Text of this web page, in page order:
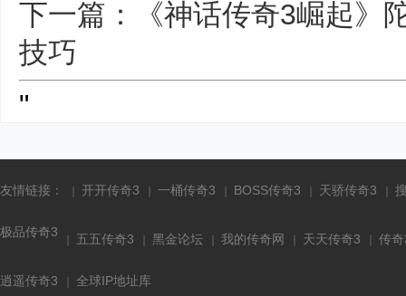
下一篇：《神话传奇3崛起》
技巧
"
友情链接： 开开传奇3 一桶传奇3 BOSS传奇3 天骄传奇3
极品传奇3 五五传奇3 黑金论坛 我的传奇网 天天传奇3 传
逍遥传奇3 全球IP地址库